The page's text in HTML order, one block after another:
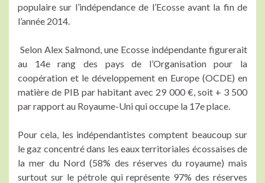
populaire sur l’indépendance de l’Ecosse avant la fin de
l’année 2014.
Selon Alex Salmond, une Ecosse indépendante figurerait
au 14e rang des pays de l’Organisation pour la
coopération et le développement en Europe (OCDE) en
matière de PIB par habitant avec 29 000 €, soit + 3 500
par rapport au Royaume-Uni qui occupe la 17e place.
Pour cela, les indépendantistes comptent beaucoup sur
le gaz concentré dans les eaux territoriales écossaises de
la mer du Nord (58% des réserves du royaume) mais
surtout sur le pétrole qui représente 97% des réserves